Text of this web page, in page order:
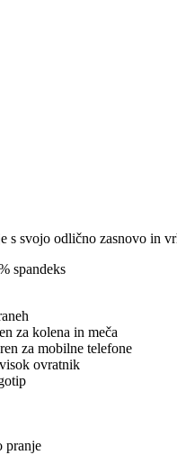
s svojo odlično zasnovo in
spandeks
za kolena in meča
za mobilne telefone
ovratnik
pranje